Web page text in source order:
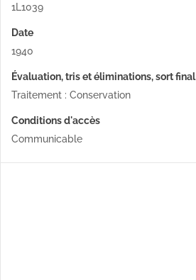
1L1039
Date
1940
Évaluation, tris et éliminations, sort final
Traitement : Conservation
Conditions d'accès
Communicable